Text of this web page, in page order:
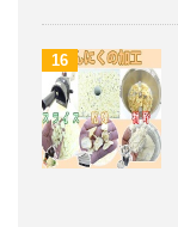
16